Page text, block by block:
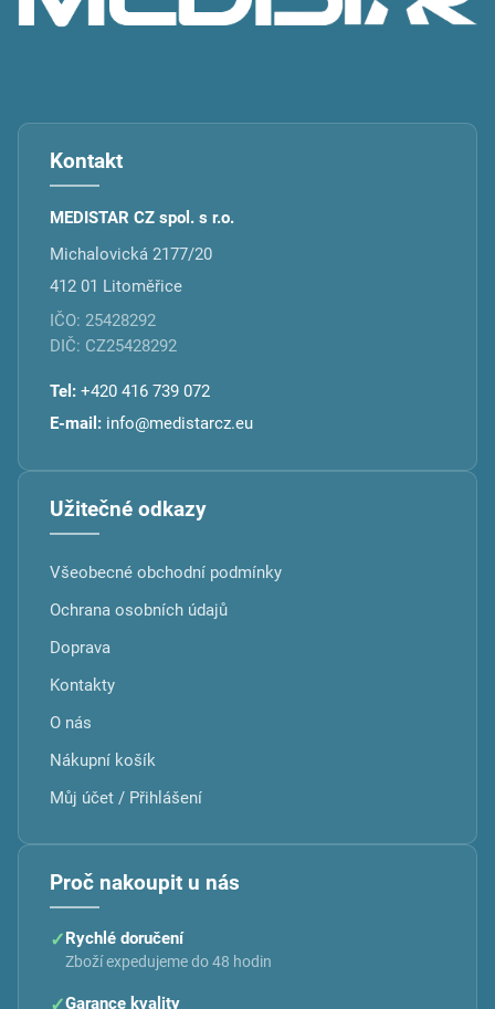
Kontakt
MEDISTAR CZ spol. s r.o.
Michalovická 2177/20
412 01 Litoměřice
IČO: 25428292
DIČ: CZ25428292
Tel: +420 416 739 072
E-mail: info@medistarcz.eu
Užitečné odkazy
Všeobecné obchodní podmínky
Ochrana osobních údajů
Doprava
Kontakty
O nás
Nákupní košík
Můj účet / Přihlášení
Proč nakoupit u nás
✓ Rychlé doručení
Zboží expedujeme do 48 hodin
Garance kvality